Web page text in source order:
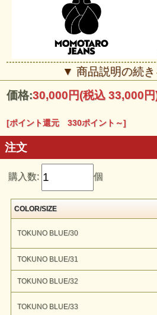
■■■桃太郎ジーンズ■■■
日本のジーンズ発祥の地 ｢児島｣に、伝
め、日々没頭 を繰り返し、デニムの青を
探求を重ね、織物の限界に挑戦し、今で
作業で、最高峰のデニムを作り続けてい
ンズ”です。
時代を超えて愛されてきた独特の凹凸感
#100はオーソドックスな太さのストレ
程よい太さの太ももをベースに、膝下に
▼ 商品説明の続
価格:30,000円(税込 33,000
[ポイント還元 330ポイント～]
注文
購入数: 個
COLOR/SIZE
TOKUNO BLUE/30
TOKUNO BLUE/31
TOKUNO BLUE/32
TOKUNO BLUE/33